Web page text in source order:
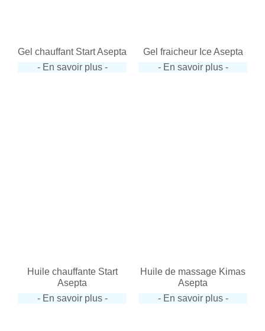
Gel chauffant Start Asepta
- En savoir plus -
Gel fraicheur Ice Asepta
- En savoir plus -
Huile chauffante Start
Asepta
- En savoir plus -
Huile de massage Kimas
Asepta
- En savoir plus -